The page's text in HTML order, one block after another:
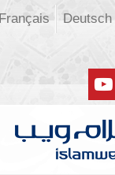
Deutsch
Français